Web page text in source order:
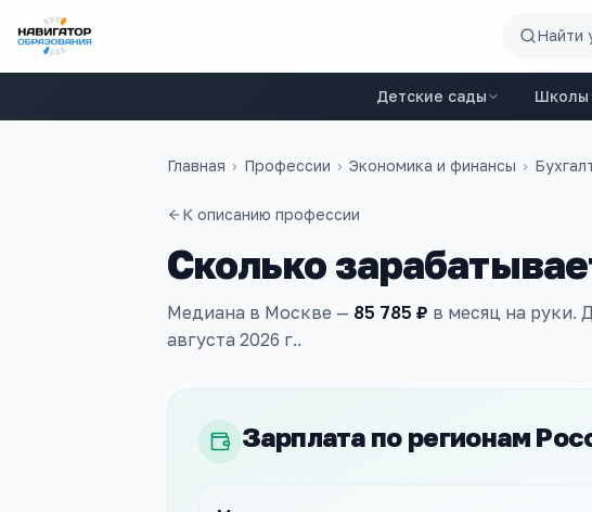
Найти
Детские сады Школы
Главная › Профессии › Экономика и финансы ›
К описанию профессии
Сколько
Медиана в Москве — 85 785 ₽ в месяц на руки.
августа 2026 г..
Зарплата по регионам